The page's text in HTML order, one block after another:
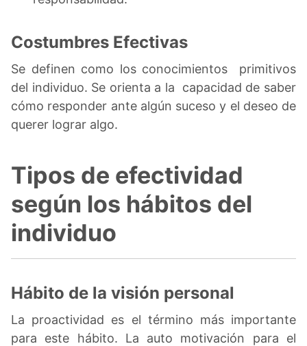
Costumbres Efectivas
Se definen como los conocimientos primitivos
del individuo. Se orienta a la capacidad de saber
cómo responder ante algún suceso y el deseo de
querer lograr algo.
Tipos de efectividad
según los hábitos del
individuo
Hábito de la visión personal
La proactividad es el término más importante
para este hábito. La auto motivación para el